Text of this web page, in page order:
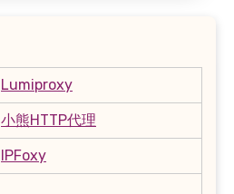
Lumiproxy
小熊HTTP代理
IPFoxy